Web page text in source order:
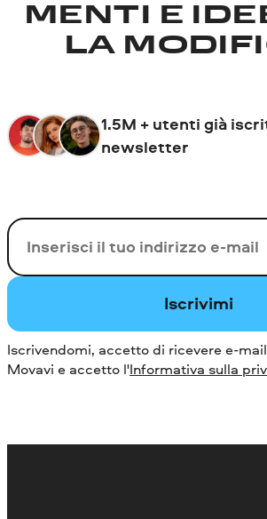
MENTI E
LA
1.5M + utenti già
newsletter
La tua e-mail
Iscrivimi
Iscrivendomi, accetto di ricevere e-
Movavi e accetto l'Informativa sulla